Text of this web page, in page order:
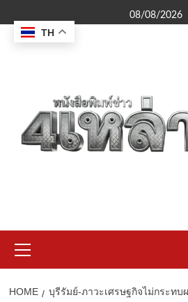
to
content
08/08/2026
Menu
HOME
บุรีรัมย์-ภาวะเศรษฐกิจไม่กระทบ
TH